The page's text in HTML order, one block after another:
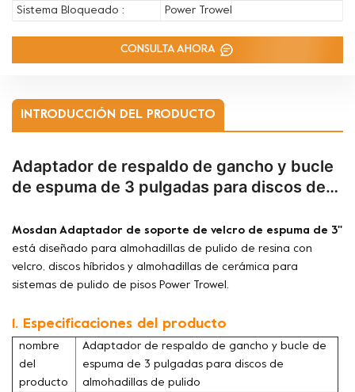
Sistema Bloqueado :
Power Trowel
CONSULTA AHORA
INTRODUCCIÓN DEL PRODUCTO
Adaptador de respaldo de gancho y bucle
de espuma de 3 pulgadas para discos de
Mosdan Adaptador de soporte de velcro de espuma de 3''
está diseñado para almohadillas de pulido de resina con
velcro, discos híbridos y almohadillas de cerámica para
sistemas de pulido de pisos Power Trowel.
1. Especificaciones del producto
nombre
del
producto
Adaptador de respaldo de gancho y bucle de
espuma de 3 pulgadas para discos de
almohadillas de pulido